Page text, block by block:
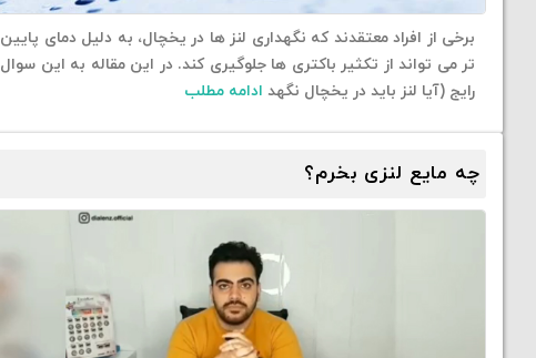
برخی از افراد معتقدند که نگهداری لنز ها در یخچال، به دلیل دمای پایین
تر می تواند از تکثیر باکتری ها جلوگیری کند. در این مقاله به این سوال
رایج (آیا لنز باید در یخچال نگهد ادامه مطلب
چه مایع لنزی بخرم؟